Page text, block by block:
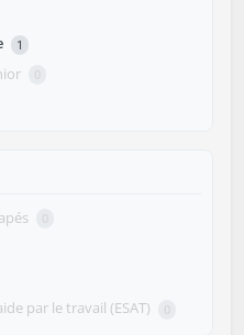
1
0
0
par le travail (ESAT) 0